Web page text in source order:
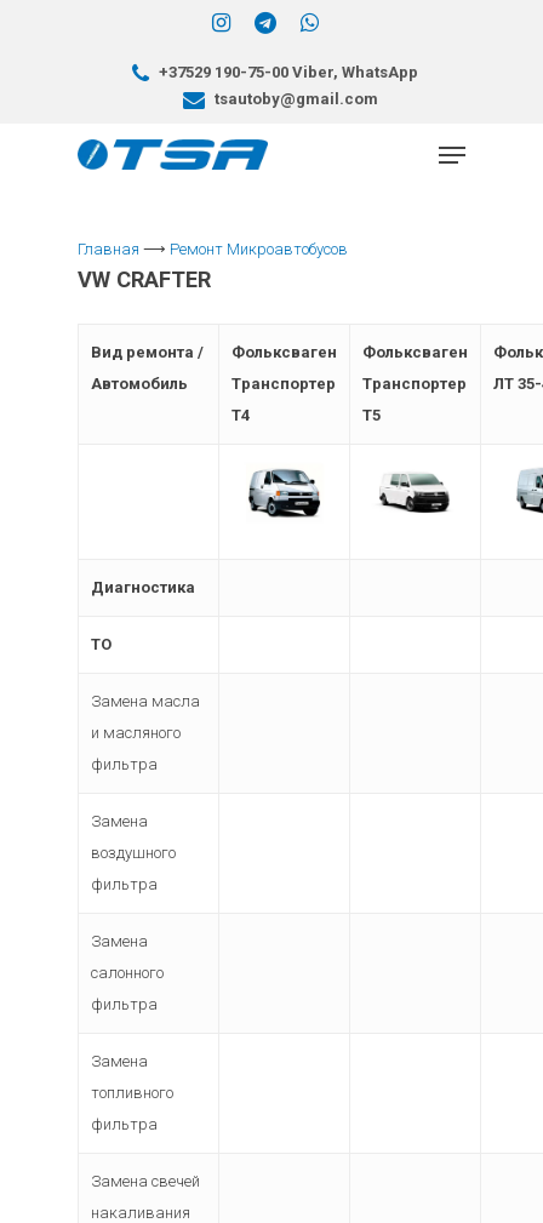
+37529 190-75-00 Viber, WhatsApp
tsautoby@gmail.com
Hit enter to search or ESC to close
Главная ⟶ Ремонт Микроавтобусов
VW CRAFTER
Вид ремонта /
Автомобиль
Фольксваген
Tранспортер
T4
Фольксваген
Tранспортер
T5
ЛТ
Диагностика
ТО
Замена масла
и масляного
фильтра
Замена
воздушного
фильтра
Замена
салонного
фильтра
Замена
топливного
фильтра
Замена свечей
накаливания